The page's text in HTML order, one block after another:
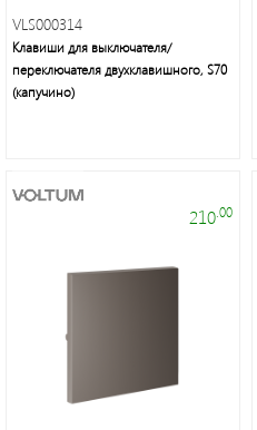
Осветительная
техника:
люстры,
бра,
декоративное
Элементы
VLS000314
Клавиши для выключателя/
переключателя двухклавишного, S70
(капучино)
210.00